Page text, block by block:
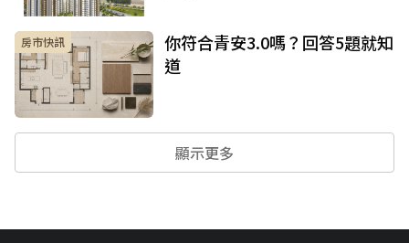
房市快訊
你符合青安3.0嗎？回答5題就知
道
顯示更多